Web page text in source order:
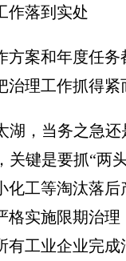
落到实处
和年度任务
理工作抓得紧
当务之急还
键是要抓“两
化工等淘汰落
格实施限期治
有工业企业完